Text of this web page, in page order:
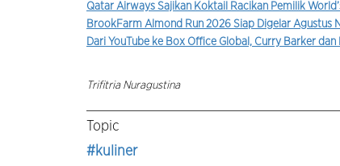
Qatar Airways Sajikan Koktail Racikan Pemilik
BrookFarm Almond Run 2026 Siap Digelar Agustus
Dari YouTube ke Box Office Global, Curry Barker
Trifitria Nuragustina
Topic
#kuliner